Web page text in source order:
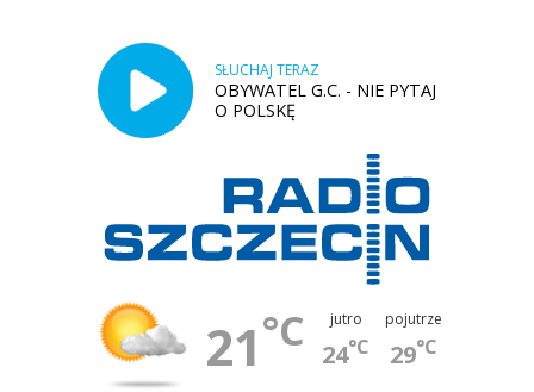
SŁUCHAJ TERAZ
OBYWATEL G.C. - NIE PYTAJ
O POLSKĘ
21°C jutro
24°C
pojutrze
29°C